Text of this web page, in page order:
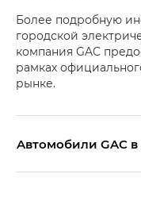
Более подробную
городской
компания GAC
рамках
рынке.
Aвтомобили GAC